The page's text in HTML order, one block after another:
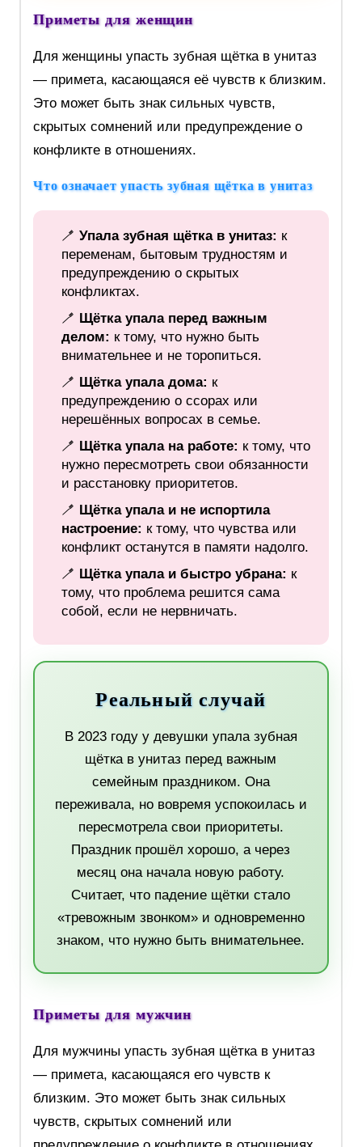
Приметы для женщин
Для женщины упасть зубная щётка в унитаз
— примета, касающаяся её чувств к близким.
Это может быть знак сильных чувств,
скрытых сомнений или предупреждение о
конфликте в отношениях.
Что означает упасть зубная щётка в унитаз
🪥 Упала зубная щётка в унитаз: к
переменам, бытовым трудностям и
предупреждению о скрытых
конфликтах.
🪥 Щётка упала перед важным
делом: к тому, что нужно быть
внимательнее и не торопиться.
🪥 Щётка упала дома: к
предупреждению о ссорах или
нерешённых вопросах в семье.
🪥 Щётка упала на работе: к тому, что
нужно пересмотреть свои обязанности
и расстановку приоритетов.
🪥 Щётка упала и не испортила
настроение: к тому, что чувства или
конфликт останутся в памяти надолго.
🪥 Щётка упала и быстро убрана: к
тому, что проблема решится сама
собой, если не нервничать.
Реальный случай
В 2023 году у девушки упала зубная
щётка в унитаз перед важным
семейным праздником. Она
переживала, но вовремя успокоилась и
пересмотрела свои приоритеты.
Праздник прошёл хорошо, а через
месяц она начала новую работу.
Считает, что падение щётки стало
«тревожным звонком» и одновременно
знаком, что нужно быть внимательнее.
Приметы для мужчин
Для мужчины упасть зубная щётка в унитаз
— примета, касающаяся его чувств к
близким. Это может быть знак сильных
чувств, скрытых сомнений или